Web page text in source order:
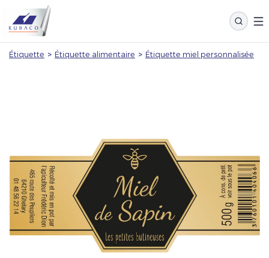
Étiquette > Étiquette alimentaire > Étiquette miel personnalisée